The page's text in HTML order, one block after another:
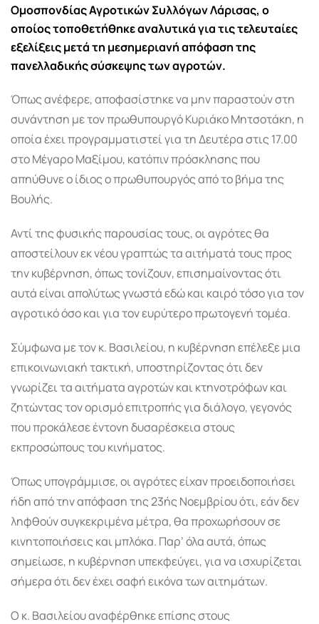
Ομοσπονδίας Αγροτικών Συλλόγων Λάρισας, ο
οποίος τοποθετήθηκε αναλυτικά για τις τελευταίες
εξελίξεις μετά τη μεσημεριανή απόφαση της
πανελλαδικής σύσκεψης των αγροτών.
Όπως ανέφερε, αποφασίστηκε να μην παραστούν στη
συνάντηση με τον πρωθυπουργό Κυριάκο Μητσοτάκη, η
οποία έχει προγραμματιστεί για τη Δευτέρα στις 17.00
στο Μέγαρο Μαξίμου, κατόπιν πρόσκλησης που
απηύθυνε ο ίδιος ο πρωθυπουργός από το βήμα της
Βουλής.
Αντί της φυσικής παρουσίας τους, οι αγρότες θα
αποστείλουν εκ νέου γραπτώς τα αιτήματά τους προς
την κυβέρνηση, όπως τονίζουν, επισημαίνοντας ότι
αυτά είναι απολύτως γνωστά εδώ και καιρό τόσο για τον
αγροτικό όσο και για τον ευρύτερο πρωτογενή τομέα.
Σύμφωνα με τον κ. Βασιλείου, η κυβέρνηση επέλεξε μια
επικοινωνιακή τακτική, υποστηρίζοντας ότι δεν
γνωρίζει τα αιτήματα αγροτών και κτηνοτρόφων και
ζητώντας τον ορισμό επιτροπής για διάλογο, γεγονός
που προκάλεσε έντονη δυσαρέσκεια στους
εκπροσώπους του κινήματος.
Όπως υπογράμμισε, οι αγρότες είχαν προειδοποιήσει
ήδη από την απόφαση της 23ής Νοεμβρίου ότι, εάν δεν
ληφθούν συγκεκριμένα μέτρα, θα προχωρήσουν σε
κινητοποιήσεις και μπλόκα. Παρ’ όλα αυτά, όπως
σημείωσε, η κυβέρνηση υπεκφεύγει, για να ισχυρίζεται
σήμερα ότι δεν έχει σαφή εικόνα των αιτημάτων.
Ο κ. Βασιλείου αναφέρθηκε επίσης στους